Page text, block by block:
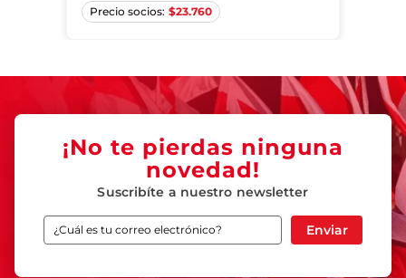
$23.760
¡No te pierdas ninguna
novedad!
Suscribíte a nuestro newsletter
Enviar